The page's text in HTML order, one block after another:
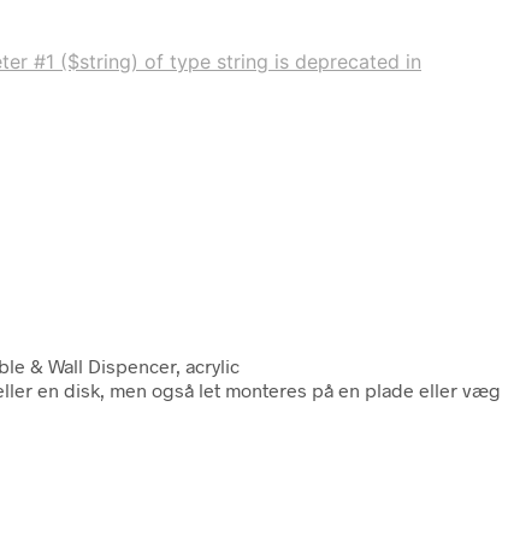
#1 ($string) of type string is deprecated in
& Wall Dispencer, acrylic
en disk, men også let monteres på en plade eller væg